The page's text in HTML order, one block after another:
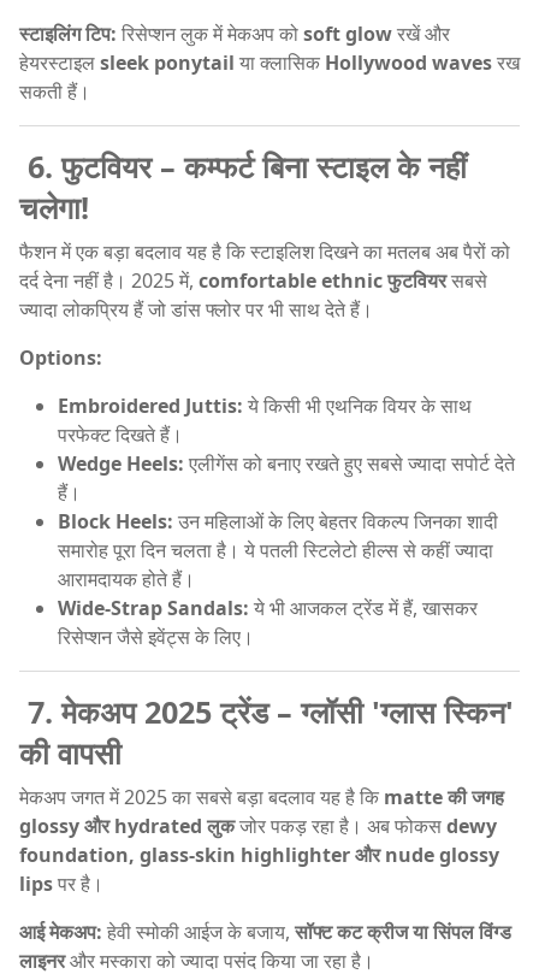
स्टाइलिंग टिप: रिसेप्शन लुक में मेकअप कोsoft glowरखें और
हेयरस्टाइलsleek ponytail या क्लासिक Hollywood wavesरख
सकती हैं।
6. फुटवियर – कम्फर्ट बिना स्टाइल के नहीं
चलेगा!
फैशन में एक बड़ा बदलाव यह है कि स्टाइलिश दिखने का मतलब अब पैरों को
दर्द देना नहीं है। 2025 में, comfortable ethnic फुटवियरसबसे
ज्यादा लोकप्रिय हैं जो डांस फ्लोर पर भी साथ देते हैं।
Options:
Embroidered Juttis: ये किसी भी एथनिक वियर के साथ
परफेक्ट दिखते हैं।
Wedge Heels: एलीगेंस को बनाए रखते हुए सबसे ज्यादा सपोर्ट देते
हैं।
Block Heels: उन महिलाओं के लिए बेहतर विकल्प जिनका शादी
समारोह पूरा दिन चलता है। ये पतली स्टिलेटो हील्स से कहीं ज्यादा
आरामदायक होते हैं।
Wide-Strap Sandals: ये भी आजकल ट्रेंड में हैं, खासकर
रिसेप्शन जैसे इवेंट्स के लिए।
7. मेकअप 2025 ट्रेंड – ग्लॉसी 'ग्लास स्किन'
की वापसी
मेकअप जगत में 2025 का सबसे बड़ा बदलाव यह है कि matte की जगह
glossy और hydrated लुकजोर पकड़ रहा है। अब फोकसdewy
foundation, glass-skin highlighter और nude glossy
lipsपर है।
आई मेकअप: हेवी स्मोकी आईज के बजाय,सॉफ्ट कट क्रीज या सिंपल विंग्ड
लाइनरऔर मस्कारा को ज्यादा पसंद किया जा रहा है।